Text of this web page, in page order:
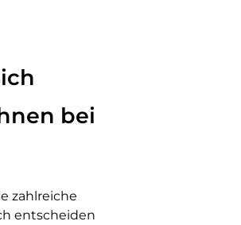
bei
zahlreiche
entscheiden